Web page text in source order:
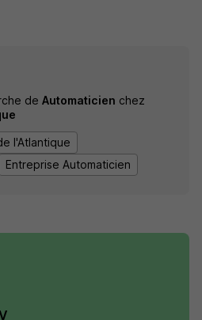
de Automaticien chez
l'Atlantique
Entreprise Automaticien